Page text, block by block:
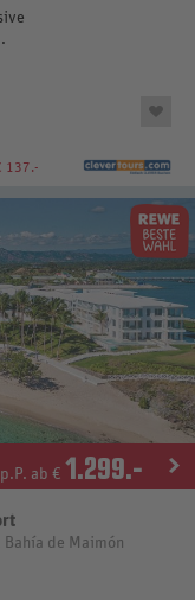
137.-
p.P. ab € 1.299.-
de Maimón